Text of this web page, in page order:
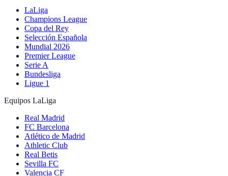
LaLiga
Champions League
Copa del Rey
Selección Española
Mundial 2026
Premier League
Serie A
Bundesliga
Ligue 1
Equipos LaLiga
Real Madrid
FC Barcelona
Atlético de Madrid
Athletic Club
Real Betis
Sevilla FC
Valencia CF